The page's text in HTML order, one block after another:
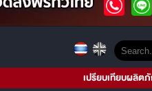
เปรียบเทียบผลิต